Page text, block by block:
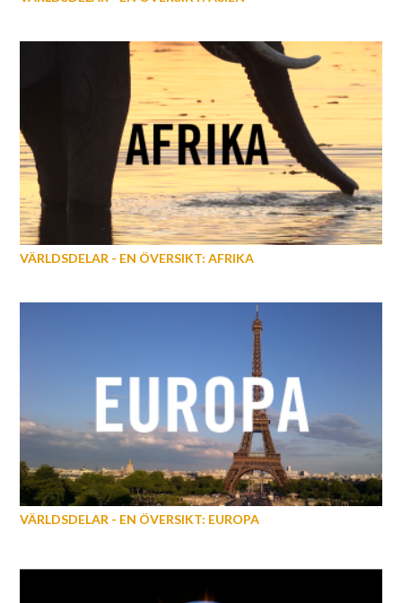
VÄRLDSDELAR - EN ÖVERSIKT: AFRIKA
VÄRLDSDELAR - EN ÖVERSIKT: EUROPA